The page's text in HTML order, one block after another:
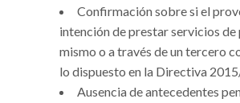
Confirmación sobre si el
intención de prestar servicios de
mismo o a través de un tercero
lo dispuesto en la Directiva
Ausencia de antecedentes